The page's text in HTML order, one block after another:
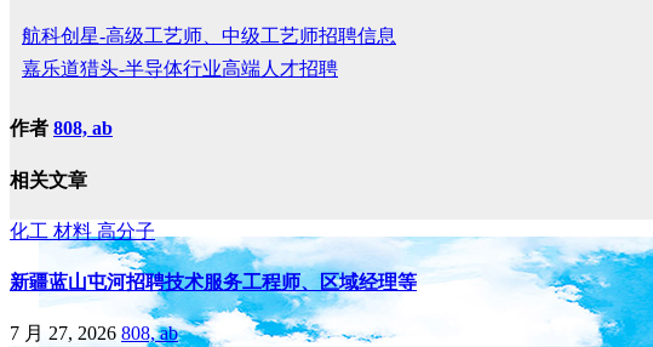
航科创星-高级工艺师、中级工艺师招聘信息
嘉乐道猎头-半导体行业高端人才招聘
作者 808, ab
相关文章
化工 材料 高分子
新疆蓝山屯河招聘技术服务工程师、区域经理等
7 月 27, 2026 808, ab